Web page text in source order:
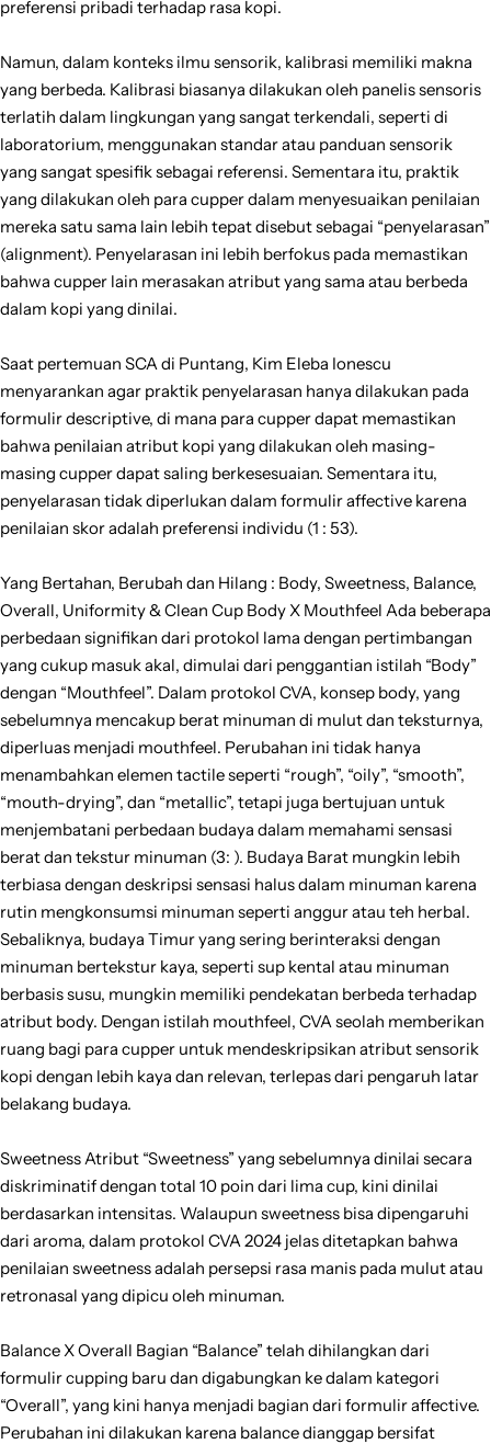
preferensi pribadi terhadap rasa kopi.
Namun, dalam konteks ilmu sensorik, kalibrasi memiliki makna
yang berbeda. Kalibrasi biasanya dilakukan oleh panelis sensoris
terlatih dalam lingkungan yang sangat terkendali, seperti di
laboratorium, menggunakan standar atau panduan sensorik
yang sangat spesifik sebagai referensi. Sementara itu, praktik
yang dilakukan oleh para cupper dalam menyesuaikan penilaian
mereka satu sama lain lebih tepat disebut sebagai “penyelarasan”
(alignment). Penyelarasan ini lebih berfokus pada memastikan
bahwa cupper lain merasakan atribut yang sama atau berbeda
dalam kopi yang dinilai.
Saat pertemuan SCA di Puntang, Kim Eleba Ionescu
menyarankan agar praktik penyelarasan hanya dilakukan pada
formulir descriptive, di mana para cupper dapat memastikan
bahwa penilaian atribut kopi yang dilakukan oleh masing-
masing cupper dapat saling berkesesuaian. Sementara itu,
penyelarasan tidak diperlukan dalam formulir affective karena
penilaian skor adalah preferensi individu (1 : 53).
Yang Bertahan, Berubah dan Hilang : Body, Sweetness, Balance,
Overall, Uniformity & Clean Cup Body X Mouthfeel Ada beberapa
perbedaan signifikan dari protokol lama dengan pertimbangan
yang cukup masuk akal, dimulai dari penggantian istilah “Body”
dengan “Mouthfeel”. Dalam protokol CVA, konsep body, yang
sebelumnya mencakup berat minuman di mulut dan teksturnya,
diperluas menjadi mouthfeel. Perubahan ini tidak hanya
menambahkan elemen tactile seperti “rough”, “oily”, “smooth”,
“mouth-drying”, dan “metallic”, tetapi juga bertujuan untuk
menjembatani perbedaan budaya dalam memahami sensasi
berat dan tekstur minuman (3: ). Budaya Barat mungkin lebih
terbiasa dengan deskripsi sensasi halus dalam minuman karena
rutin mengkonsumsi minuman seperti anggur atau teh herbal.
Sebaliknya, budaya Timur yang sering berinteraksi dengan
minuman bertekstur kaya, seperti sup kental atau minuman
berbasis susu, mungkin memiliki pendekatan berbeda terhadap
atribut body. Dengan istilah mouthfeel, CVA seolah memberikan
ruang bagi para cupper untuk mendeskripsikan atribut sensorik
kopi dengan lebih kaya dan relevan, terlepas dari pengaruh latar
belakang budaya.
Sweetness Atribut “Sweetness” yang sebelumnya dinilai secara
diskriminatif dengan total 10 poin dari lima cup, kini dinilai
berdasarkan intensitas. Walaupun sweetness bisa dipengaruhi
dari aroma, dalam protokol CVA 2024 jelas ditetapkan bahwa
penilaian sweetness adalah persepsi rasa manis pada mulut atau
retronasal yang dipicu oleh minuman.
Balance X Overall Bagian “Balance” telah dihilangkan dari
formulir cupping baru dan digabungkan ke dalam kategori
“Overall”, yang kini hanya menjadi bagian dari formulir affective.
Perubahan ini dilakukan karena balance dianggap bersifat